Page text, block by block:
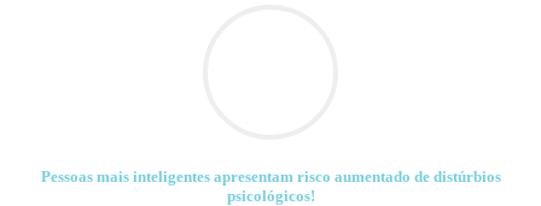
Pessoas mais inteligentes apresentam risco aumentado de distúrbios
psicológicos!